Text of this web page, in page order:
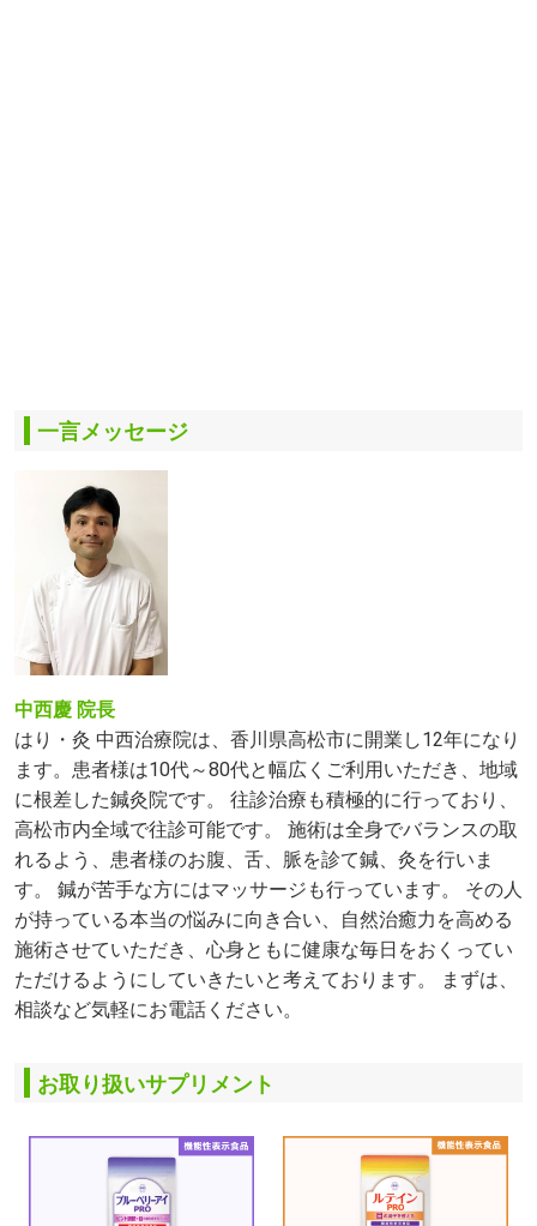
一言メッセージ
中西慶 院長
はり・灸 中西治療院は、香川県高松市に開業し12年になり
ます。患者様は10代～80代と幅広くご利用いただき、地域
に根差した鍼灸院です。 往診治療も積極的に行っており、
高松市内全域で往診可能です。 施術は全身でバランスの取
れるよう、患者様のお腹、舌、脈を診て鍼、灸を行いま
す。 鍼が苦手な方にはマッサージも行っています。 その人
が持っている本当の悩みに向き合い、自然治癒力を高める
施術させていただき、心身ともに健康な毎日をおくってい
ただけるようにしていきたいと考えております。 まずは、
相談など気軽にお電話ください。
お取り扱いサプリメント